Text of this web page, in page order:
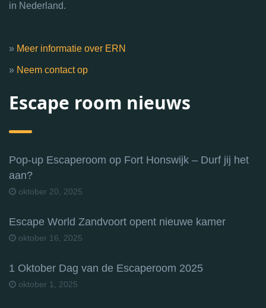
in Nederland.
» Meer informatie over ERN
» Neem contact op
Escape room nieuws
Pop-up Escaperoom op Fort Honswijk – Durf jij het
aan?
oktober 20, 2025
Escape World Zandvoort opent nieuwe kamer
oktober 16, 2025
1 Oktober Dag van de Escaperoom 2025
oktober 1, 2025